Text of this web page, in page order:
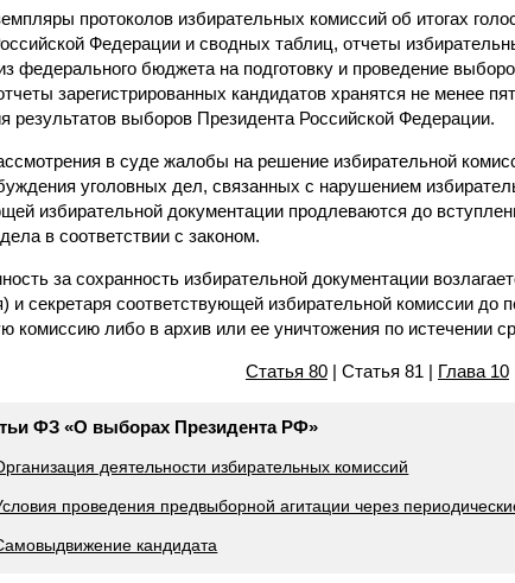
протоколов избирательных комиссий об итогах
Федерации и сводных таблиц, отчеты
федерального бюджета на подготовку и проведение
зарегистрированных кандидатов хранятся не менее
результатов выборов Президента Российской Федерации.
в суде жалобы на решение избирательной
уголовных дел, связанных с нарушением
избирательной документации продлеваются до
в соответствии с законом.
за сохранность избирательной документации
и секретаря соответствующей избирательной комиссии
комиссию либо в архив или ее уничтожения по истечении
Статья 80| Статья 81 | Глава 10
ФЗ «О выборах Президента РФ»
деятельности избирательных комиссий
проведения предвыборной агитации через
кандидата